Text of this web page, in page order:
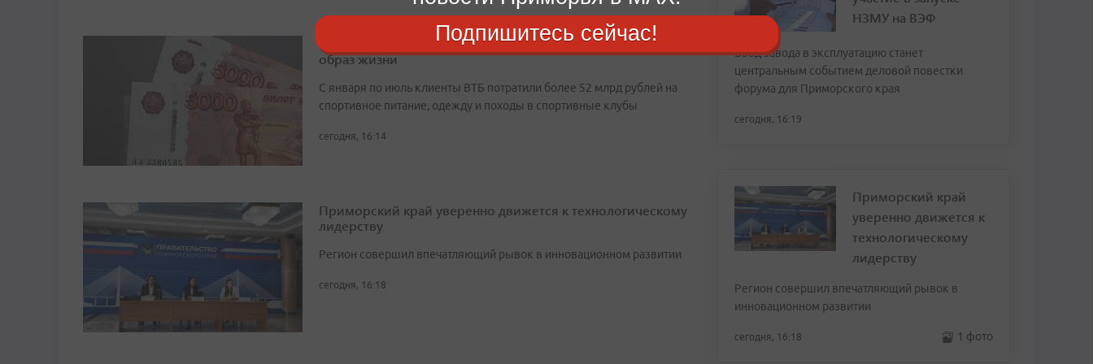
ВТБ: россияне увеличивают расходы на спорт и здоровый
образ жизни
С января по июль клиенты ВТБ потратили более 52 млрд рублей на
спортивное питание, одежду и походы в спортивные клубы
сегодня, 16:14
Приморский край уверенно движется к технологическому
лидерству
Регион совершил впечатляющий рывок в инновационном развитии
сегодня, 16:18
НЗМУ на ВЭФ
Ввод завода в эксплуатацию станет
центральным событием деловой повестки
форума для Приморского края
сегодня, 16:19
Приморский край
уверенно движется к
технологическому
лидерству
Регион совершил впечатляющий рывок в
инновационном развитии
сегодня, 16:18 1 фото
Подпишитесь сейчас!